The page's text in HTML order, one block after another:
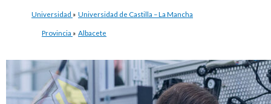
Universidad » Universidad de Castilla – La Mancha
Provincia » Albacete